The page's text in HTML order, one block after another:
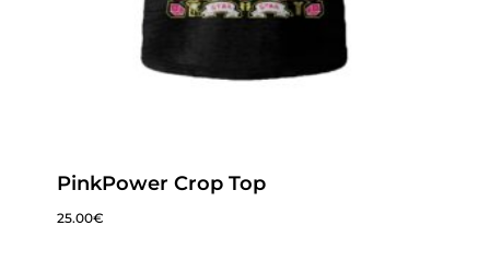
PinkPower Crop Top
25.00€